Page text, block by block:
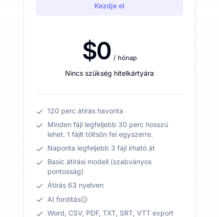
Kezdje el
$0 / hónap
Nincs szükség hitelkártyára
120 perc átírás havonta
Minden fájl legfeljebb 30 perc hosszú
lehet. 1 fájlt töltsön fel egyszerre.
Naponta legfeljebb 3 fájl írható át
Basic átírási modell (szabványos
pontosság)
Átírás 63 nyelven
AI fordítás
Word, CSV, PDF, TXT, SRT, VTT export